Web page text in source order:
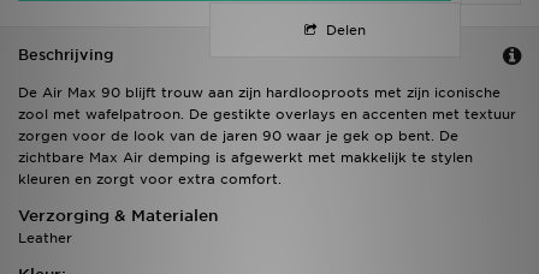
Delen
Beschrijving
De Air Max 90 blijft trouw aan zijn hardlooproots met zijn iconische
zool met wafelpatroon. De gestikte overlays en accenten met textuur
zorgen voor de look van de jaren 90 waar je gek op bent. De
zichtbare Max Air demping is afgewerkt met makkelijk te stylen
kleuren en zorgt voor extra comfort.
Verzorging & Materialen
Leather